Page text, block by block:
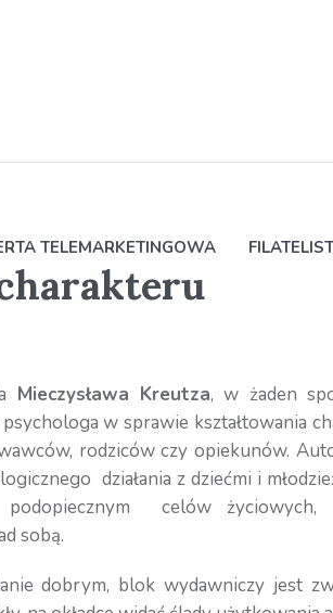
TELEMARKETINGOWA
Mieczysława Kreutza, w żaden
w sprawie kształtowania
rodziców czy opiekunów.
działania z dziećmi i
podopiecznym celów życiowych,
sobą.
dobrym, blok wydawniczy jest